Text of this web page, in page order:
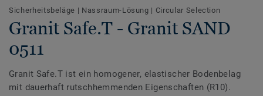
Sicherheitsbeläge | Nassraum-Lösung | Circular Selection
Granit Safe.T - Granit SAND
0511
Granit Safe.T ist ein homogener, elastischer Bodenbelag
mit dauerhaft rutschhemmenden Eigenschaften (R10).